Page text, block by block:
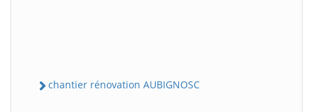
chantier rénovation AUBIGNOSC